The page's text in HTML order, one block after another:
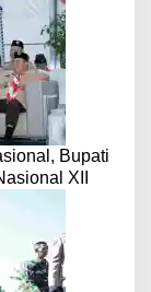
Bupati
XII